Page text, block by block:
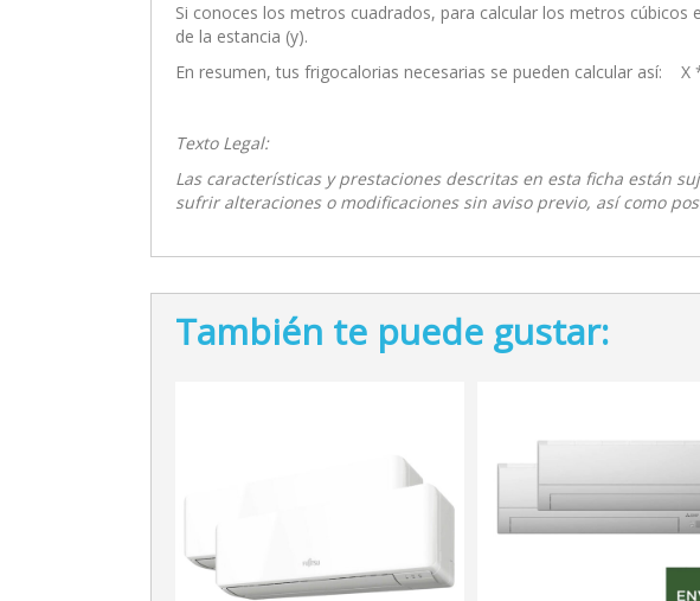
Si conoces los metros cuadrados, para calcular los metros
de la estancia (y).
En resumen, tus frigocalorias necesarias se pueden calcular así: X
Texto Legal:
Las características y prestaciones descritas en esta ficha están
sufrir alteraciones o modificaciones sin aviso previo, así como
También te puede gustar: